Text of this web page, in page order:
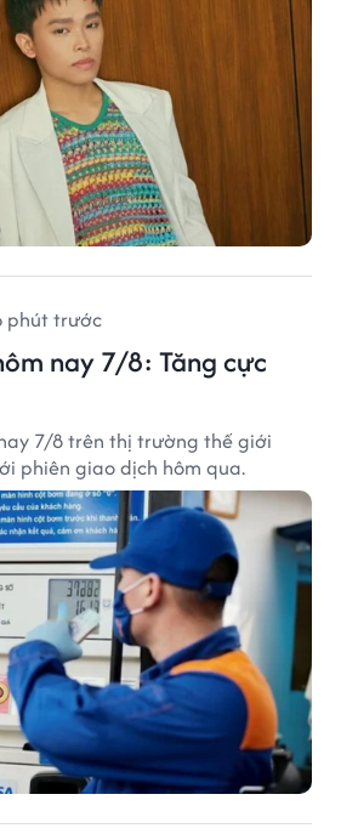
phút trước
nay 7/8: Tăng cực
7/8 trên thị trường thế giới
phiên giao dịch hôm qua.